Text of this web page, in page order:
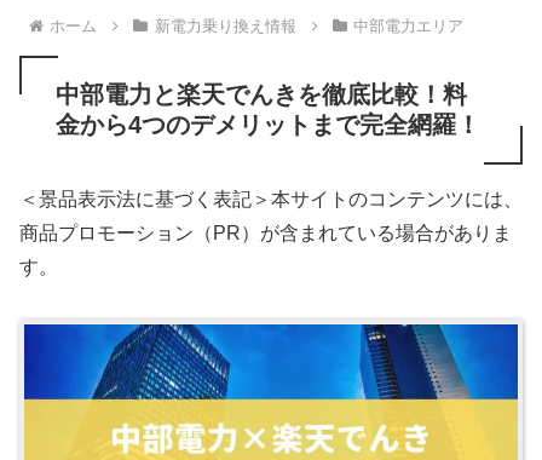
ホーム 新電力乗り換え情報 中部電力エリア
中部電力と楽天でんきを徹底比較！料
金から4つのデメリットまで完全網羅！
＜景品表示法に基づく表記＞本サイトのコンテンツには、
商品プロモーション（PR）が含まれている場合がありま
す。